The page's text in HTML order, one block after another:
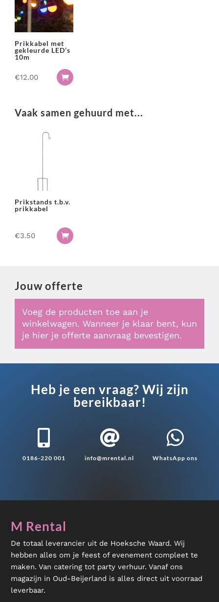
Prikkabel met
gekleurde LED’s
10m
€12.00 
Vaak samen gehuurd met...
Prikstands t.b.v.
prikkabel
€3.50 
Jouw offerte
Voeg de producten toe aan je
winkelwagen. Wanneer je klaar bent, kun
je hier je offerte aanvraag bevestigen.
Heb je een vraag? Wij zijn
bereikbaar!

0186-220 001

info@mrental.nl

WhatsApp ons
M Rental
De totaal leverancier uit de Hoeksche Waard. Wij
hebben alles om je feest of evenement compleet te
maken. Van catering tot party verhuur. Vanaf ons
magazijn in Oud-Beijerland is alles direct uit voorraad
leverbaar.